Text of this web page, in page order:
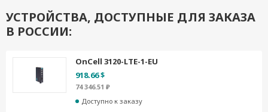
УСТРОЙСТВА, ДОСТУПНЫЕ ДЛЯ ЗАКАЗА
В РОССИИ:
OnCell 3120-LTE-1-EU
918.66 $
74 346.51 ₽
Доступно к заказу